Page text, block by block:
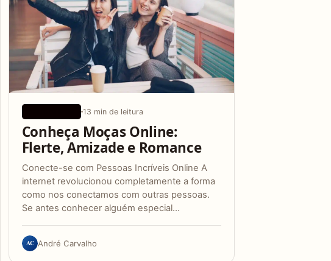
13 min de leitura
Conheça Moças Online:
Flerte, Amizade e Romance
Conecte-se com Pessoas Incríveis Online A
internet revolucionou completamente a forma
como nos conectamos com outras pessoas.
Se antes conhecer alguém especial…
AC André Carvalho